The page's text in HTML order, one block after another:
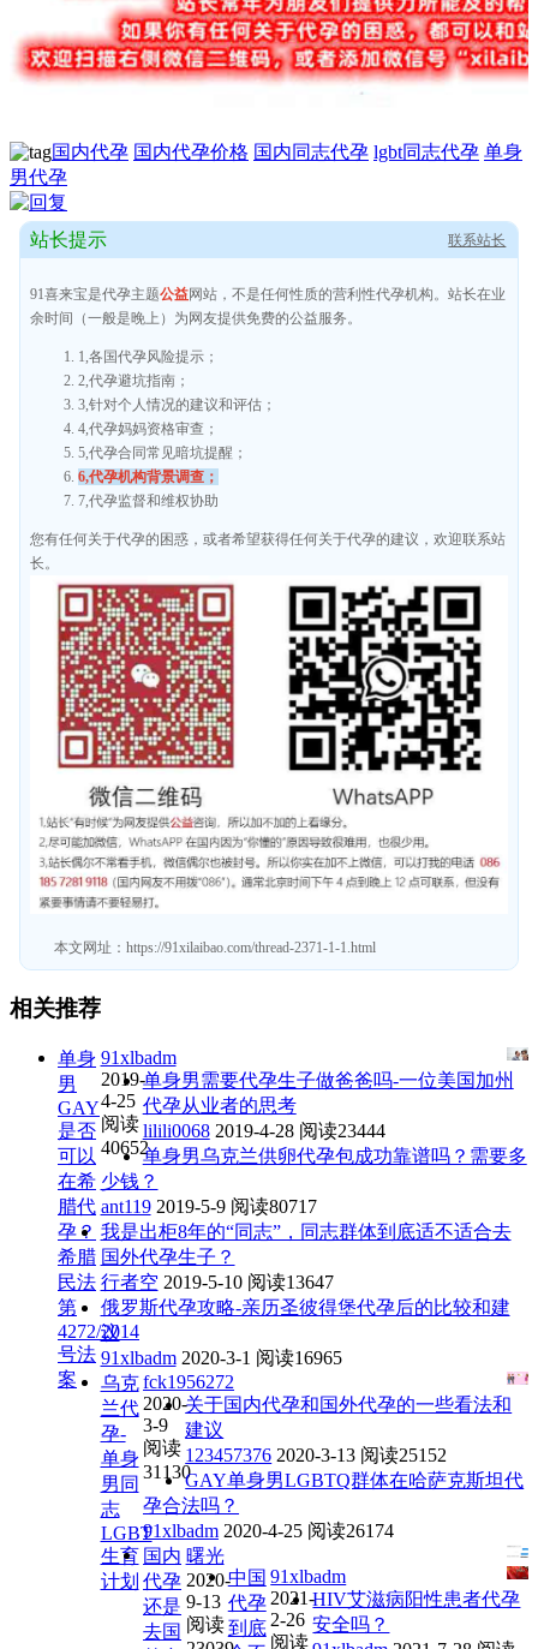
国内代孕 国内代孕价格 国内同志代孕 lgbt同志代孕 单身
男代孕
站长提示
91喜来宝是代孕主题公益网站，不是任何性质的营利性代孕机构。站长在业
余时间（一般是晚上）为网友提供免费的公益服务。
1,各国代孕风险提示；
2,代孕避坑指南；
3,针对个人情况的建议和评估；
4,代孕妈妈资格审查；
5,代孕合同常见暗坑提醒；
6,代孕机构背景调查；
7,代孕监督和维权协助
您有任何关于代孕的困惑，或者希望获得任何关于代孕的建议，欢迎联系站
长。
本文网址： https://91xilaibao.com/thread-2371-1-1.html
联系站长
相关推荐
单身
男
GAY
是否
可以
在希
腊代
孕？
希腊
民法
第
4272/2014
号法
案
91xlbadm
2019-
4-25
阅读
40652
单身男需要代孕生子做爸爸吗-一位美国加州
代孕从业者的思考
lilili0068 2019-4-28 阅读23444
单身男乌克兰供卵代孕包成功靠谱吗？需要多
少钱？
ant119 2019-5-9 阅读80717
我是出柜8年的“同志”，同志群体到底适不适合去
国外代孕生子？
行者空 2019-5-10 阅读13647
俄罗斯代孕攻略-亲历圣彼得堡代孕后的比较和建
议
91xlbadm 2020-3-1 阅读16965
乌克
兰代
孕-
单身
男同
志
LGBT
生育
计划
fck1956272
2020-
3-9
阅读
31130
关于国内代孕和国外代孕的一些看法和
建议
123457376 2020-3-13 阅读25152
GAY单身男LGBTQ群体在哈萨克斯坦代
孕合法吗？
91xlbadm 2020-4-25 阅读26174
国内
代孕
还是
去国
曙光
2020-
9-13
阅读
中国
代孕
到底
91xlbadm
2021-
2-26
阅读
HIV艾滋病阳性患者代孕
安全吗？